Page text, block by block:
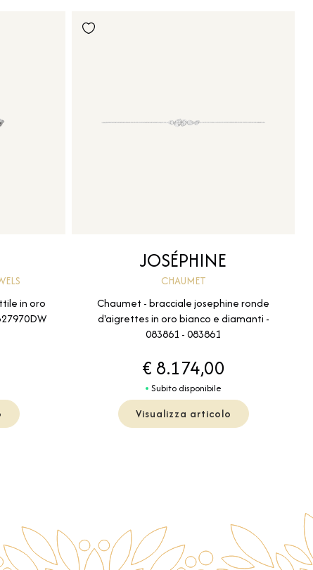
in oro
JOSÉPHINE
CHAUMET
Chaumet - bracciale josephine ronde
d'aigrettes in oro bianco e diamanti -
083861 - 083861
€ 8.174,00
Subito disponibile
Visualizza articolo